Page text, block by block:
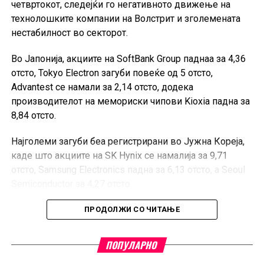
четвртокот, следејќи го негативното движење на
технолошките компании на Волстрит и зголемената
нестабилност во секторот.
Во Јапонија, акциите на SoftBank Group паднаа за 4,36
отсто, Tokyo Electron загуби повеќе од 5 отсто,
Advantest се намали за 2,14 отсто, додека
производителот на мемориски чипови Kioxia падна за
8,84 отсто.
Најголеми загуби беа регистрирани во Јужна Кореја,
каде што акциите на SK Hynix се намалија за 9,71
отсто, Samsung Electronics падна за 6,13 отсто, а Seoul
Тајвански TSMC, најголемиот светски производител на
Технолошките акции во последните трговски сесии
ПРОДОЛЖИ СО ЧИТАЊЕ
ПОПУЛАРНО